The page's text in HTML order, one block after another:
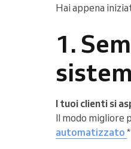
Hai appena
1.
I tuoi clienti si
Il modo migliore
automatizzato